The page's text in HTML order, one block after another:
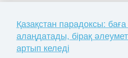
Қазақстан парадоксы:
алаңдатады, бірақ
артып келеді